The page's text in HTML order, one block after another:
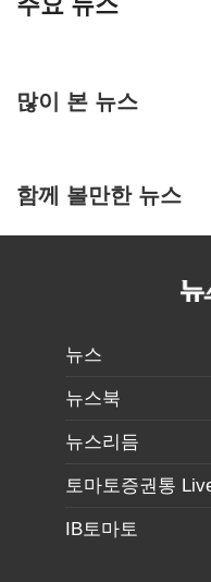
많이 본 뉴스
함께 볼만한 뉴스
뉴스
뉴스북
뉴스리듬
토마토증권통
IB토마토